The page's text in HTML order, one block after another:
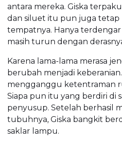
antara mereka. Giska
dan siluet itu pun juga tetap
tempatnya. Hanya
masih turun dengan
Karena lama-lama merasa
berubah menjadi
mengganggu ketentraman
Siapa pun itu yang berdiri di
penyusup. Setelah berhasil
tubuhnya, Giska bangkit
saklar lampu.